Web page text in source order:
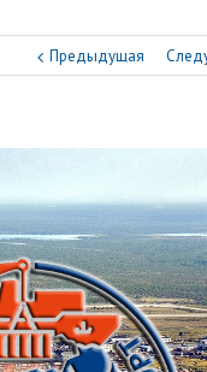
Предыдущая